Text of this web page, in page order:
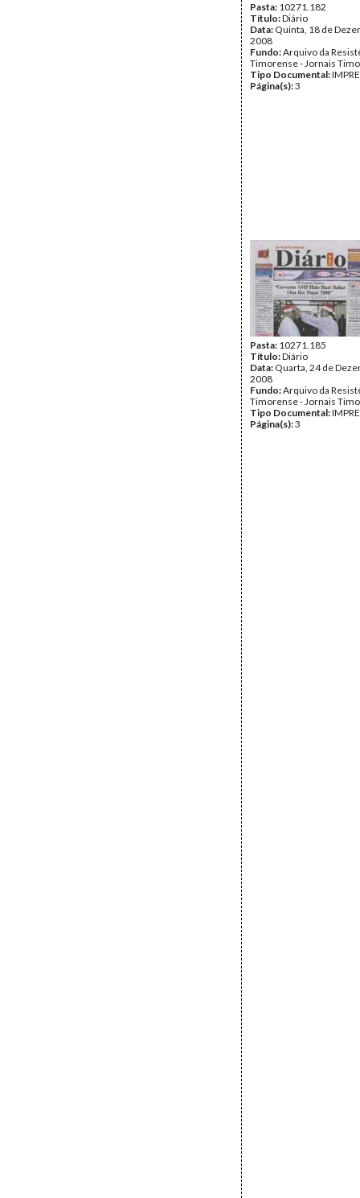
Pasta: 10271.182
Título:Diário
Data: Quinta, 18 de
2008
Fundo:Arquivo da
Timorense - Jornais
Tipo Documental:
Página(s):3
Pasta: 10271.185
Título:Diário
Data: Quarta, 24 de
2008
Fundo:Arquivo da
Timorense - Jornais
Tipo Documental:
Página(s):3